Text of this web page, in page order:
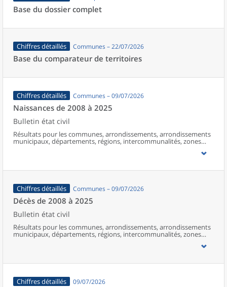
Base du dossier complet
Chiffres détaillés Communes – 22/07/2026
Base du comparateur de territoires
Chiffres détaillés Communes – 09/07/2026
Naissances de 2008 à 2025
Bulletin état civil
Résultats pour les communes, arrondissements, arrondissements
municipaux, départements, régions, intercommunalités, zones
d’emploi, bassins de vie, unités urbaines et aires d’attraction des
Chiffres détaillés Communes – 09/07/2026
Décès de 2008 à 2025
Bulletin état civil
Résultats pour les communes, arrondissements, arrondissements
municipaux, départements, régions, intercommunalités, zones
d’emploi, bassins de vie, unités urbaines et aires d’attraction des
Chiffres détaillés 09/07/2026